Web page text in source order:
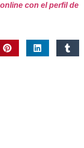
con el perfil de